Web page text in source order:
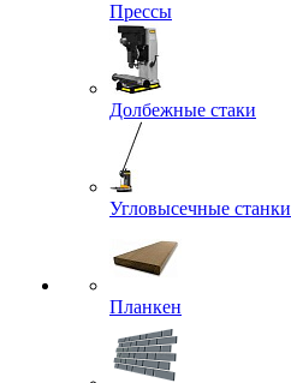
Прессы
Долбежные стаки
Угловысечные станки
Планкен